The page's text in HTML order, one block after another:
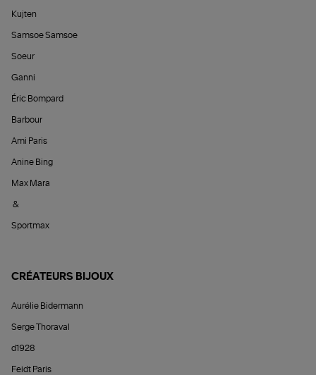
Kujten
Samsoe Samsoe
Soeur
Ganni
Éric Bompard
Barbour
Ami Paris
Anine Bing
Max Mara
&
Sportmax
CRÉATEURS BIJOUX
Aurélie Bidermann
Serge Thoraval
d1928
Feidt Paris